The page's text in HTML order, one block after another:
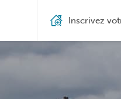
Inscrivez